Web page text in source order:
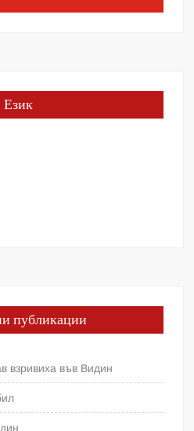
Език
публикации
взривиха във Видин